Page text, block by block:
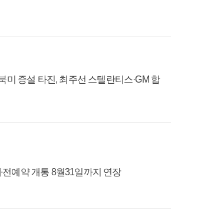
미 증설 타진, 최주선 스텔란티스·GM 합
예약 개통 8월31일까지 연장